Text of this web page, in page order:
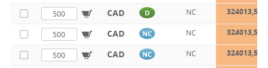
CAD D NC
CAD NC NC
CAD NC NC